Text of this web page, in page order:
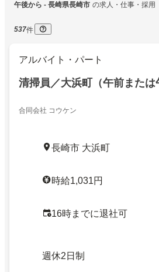
午後から - 長崎県長崎市 の求人・仕事・採用
537件
アルバイト・パート
清掃員／大浜町（午前または
合同会社 コウケン
長崎市 大浜町
時給1,031円
16時までに退社可
週休2日制